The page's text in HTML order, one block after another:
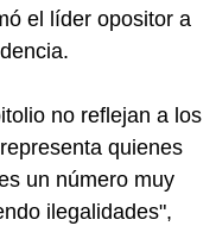
el líder opositor a
no reflejan a los
quienes
un número muy
ilegalidades",